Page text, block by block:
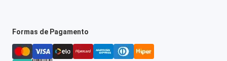
Formas de Pagamento